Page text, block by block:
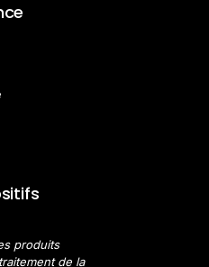
produits
de la